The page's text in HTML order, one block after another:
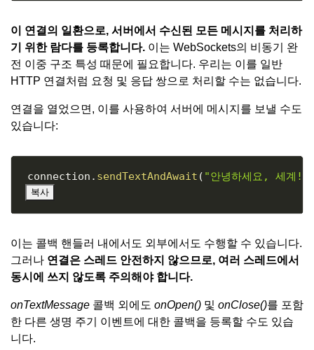
이 연결의 일환으로, 서버에서 수신된 모든 메시지를 처리하
기 위한 람다를 등록합니다. 이는 WebSockets의 비동기 완
전 이중 구조 특성 때문에 필요합니다. 우리는 이를 일반
HTTP 연결처럼 요청 및 응답 쌍으로 처리할 수는 없습니다.
연결을 열었으면, 이를 사용하여 서버에 메시지를 보낼 수도
있습니다:
connection . sendTextAndAwait ( "안녕하세요, 세계!"
복사
이는 콜백 핸들러 내에서도 외부에서도 수행할 수 있습니다.
그러나 연결은 스레드 안전하지 않으므로, 여러 스레드에서
동시에 쓰지 않도록 주의해야 합니다.
onTextMessage 콜백 외에도 onOpen() 및 onClose()를 포함
한 다른 생명 주기 이벤트에 대한 콜백을 등록할 수도 있습
니다.